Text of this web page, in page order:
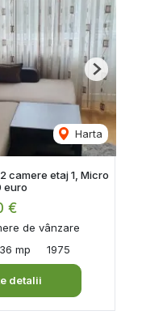
Harta
Next
camere etaj 1, Micro
euro
€
de vânzare
36 mp 1975
detalii